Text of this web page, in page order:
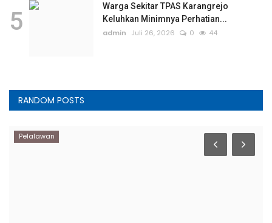
5
Warga Sekitar TPAS Karangrejo
Keluhkan Minimnya Perhatian...
admin
Juli 26, 2026 0 44
RANDOM POSTS
Pelalawan